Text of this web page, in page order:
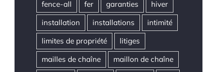
fence-all
fer garanties
hiver
installation
installations
intimité
limites de propriété
litiges
mailles de chaîne
maillon de chaîne